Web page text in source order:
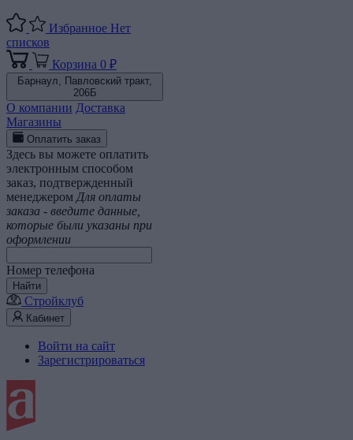
Избранное Нет
списков
Корзина 0 ₽
Барнаул, Павловский тракт,
206Б
О компании Доставка
Магазины
Оплатить заказ
Здесь вы можете оплатить
электронным способом
заказ, подтвержденный
менеджером Для оплаты
заказа - введите данные,
которые были указаны при
оформлении
Номер телефона
Найти
Стройклуб
Кабинет
Войти на сайт
Зарегистрироваться